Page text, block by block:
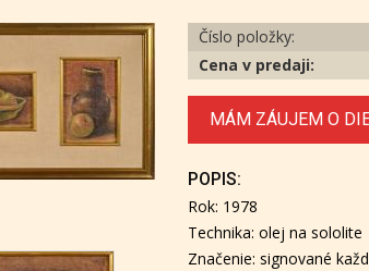
Číslo položky:
Cena v predaji:
MÁM ZÁUJEM O
POPIS:
Rok: 1978
Technika: olej na sololite
Značenie: signované